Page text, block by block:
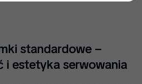
standardowe –
i estetyka serwowania